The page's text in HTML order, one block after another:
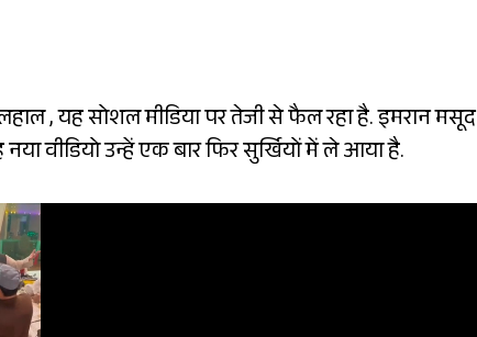
, यह सोशल मीडिया पर तेजी से फैल रहा है. इमरान मसूद
वीडियो उन्हें एक बार फिर सुर्खियों में ले आया है.